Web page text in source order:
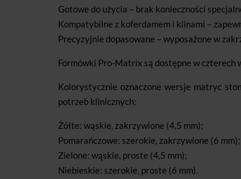
Gotowe do użycia – brak konieczności
Kompatybilne z koferdamem i klinami –
Precyzyjnie dopasowane – wyposażone w
Formówki Pro-Matrix są dostępne w czterech
Kolorystycznie oznaczone wersje matryc
potrzeb klinicznych:
Żółte: wąskie, zakrzywione (4,5 mm);
Pomarańczowe: szerokie, zakrzywione (6 mm);
Zielone: wąskie, proste (4,5 mm);
Niebieskie: szerokie, proste (6 mm).